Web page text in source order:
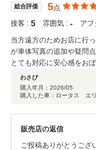
総合評価 5点
接客 : 5 雰囲気 : ‐ アフ
当方遠方のためお店に行
が車体写真の追加や疑問
とても対応に安心感をお
で大変満足しています。
で今後も末永くお付き合
わさび
購入年月： 2026/05
購入した車：ロータス エ
販売店の返信
ご投稿ありがとうござ